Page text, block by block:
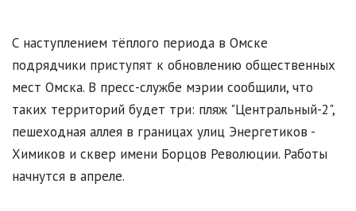
С наступлением тёплого периода в Омске
подрядчики приступят к обновлению общественных
мест Омска. В пресс-службе мэрии сообщили, что
таких территорий будет три: пляж "Центральный-2",
пешеходная аллея в границах улиц Энергетиков -
Химиков и сквер имени Борцов Революции. Работы
начнутся в апреле.